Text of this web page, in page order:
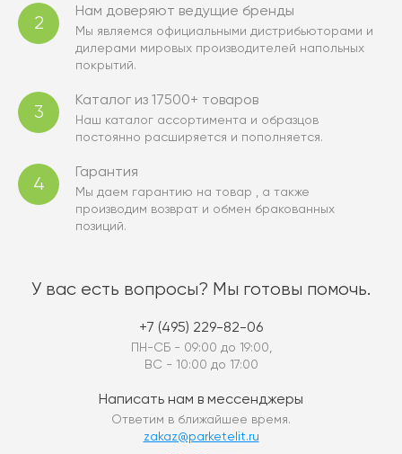
2
Нам доверяют ведущие бренды
Мы являемся официальными дистрибьюторами и
дилерами мировых производителей напольных
покрытий.
3
Каталог из 17500+ товаров
Наш каталог ассортимента и образцов
постоянно расширяется и пополняется.
4
Гарантия
Мы даем гарантию на товар , а также
производим возврат и обмен бракованных
позиций.
У вас есть вопросы? Мы готовы помочь.
+7 (495) 229-82-06
ПН-СБ - 09:00 до 19:00,
ВС - 10:00 до 17:00
Написать нам в мессенджеры
Ответим в ближайшее время.
zakaz@parketelit.ru